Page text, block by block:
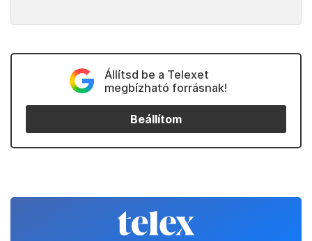
Állítsd be a Telexet
megbízható forrásnak!
Beállítom